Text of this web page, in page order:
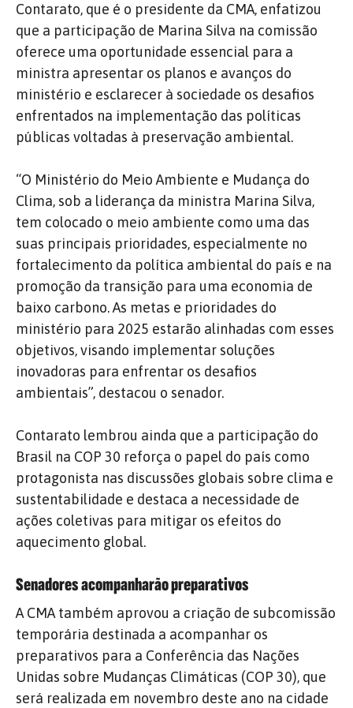
Contarato, que é o presidente da CMA, enfatizou
que a participação de Marina Silva na comissão
oferece uma oportunidade essencial para a
ministra apresentar os planos e avanços do
ministério e esclarecer à sociedade os desafios
enfrentados na implementação das políticas
públicas voltadas à preservação ambiental.
“O Ministério do Meio Ambiente e Mudança do
Clima, sob a liderança da ministra Marina Silva,
tem colocado o meio ambiente como uma das
suas principais prioridades, especialmente no
fortalecimento da política ambiental do país e na
promoção da transição para uma economia de
baixo carbono. As metas e prioridades do
ministério para 2025 estarão alinhadas com esses
objetivos, visando implementar soluções
inovadoras para enfrentar os desafios
ambientais”, destacou o senador.
Contarato lembrou ainda que a participação do
Brasil na COP 30 reforça o papel do país como
protagonista nas discussões globais sobre clima e
sustentabilidade e destaca a necessidade de
ações coletivas para mitigar os efeitos do
aquecimento global.
Senadores acompanharão preparativos
A CMA também aprovou a criação de subcomissão
temporária destinada a acompanhar os
preparativos para a Conferência das Nações
Unidas sobre Mudanças Climáticas (COP 30), que
será realizada em novembro deste ano na cidade